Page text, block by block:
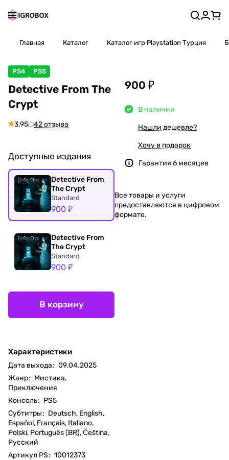
Главная Каталог Каталог игр Playstation Турция
PS4 PS5
Detective From The
Crypt
3.95 42 отзыва
Доступные издания
Detective From
The Crypt
Standard
900 ₽
Detective From
The Crypt
Standard
900 ₽
В корзину
Характеристики
Дата выхода: 09.04.2025
Жанр: Мистика,
Приключения
Консоль: PS5
Субтитры: Deutsch, English,
Español, Français, Italiano,
Polski, Português (BR), Čeština,
Русский
Артикул PS: 10012373
900 ₽
В наличии
Нашли дешевле?
Хочу в подарок
Гарантия 6 месяцев
Все товары и услуги
предоставляются в цифровом
формате.